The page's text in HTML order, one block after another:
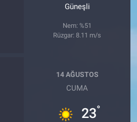
Güneşli
Nem: %51
Rüzgar: 8.11 m/s
14 AĞUSTOS
CUMA
23°